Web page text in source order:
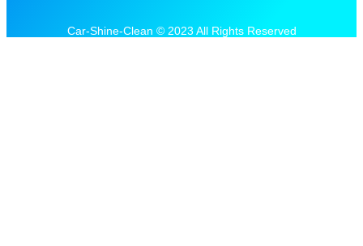
Car-Shine-Clean © 2023 All Rights Reserved